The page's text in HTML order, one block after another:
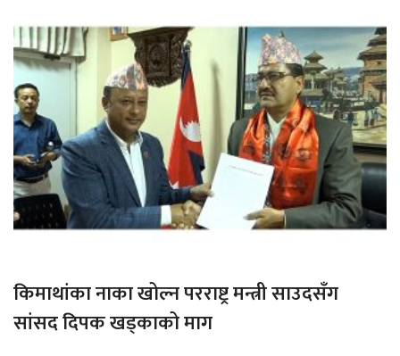
किमाथांका नाका खोल्न परराष्ट्र मन्त्री साउदसँग
सांसद दिपक खड्काको माग